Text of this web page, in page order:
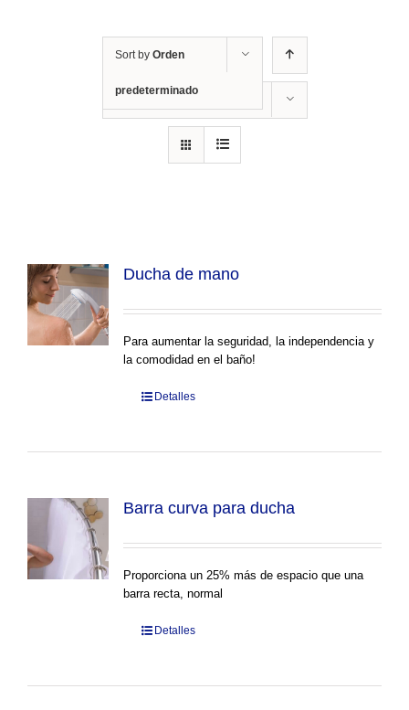
Sort by Orden
predeterminado
Show
Ducha de mano
Para aumentar la seguridad, la independencia y
la comodidad en el baño!
Detalles
Barra curva para ducha
Proporciona un 25% más de espacio que una
barra recta, normal
Detalles